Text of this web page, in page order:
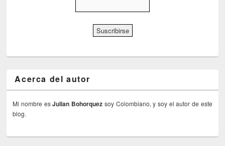
Acerca del autor
Mi nombre esJulian Bohorquez soy Colombiano, y soy el autor de este
blog.